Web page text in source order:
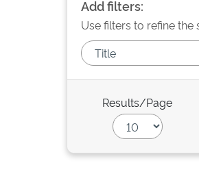
Add filters:
Use filters to refine the
Results/Page